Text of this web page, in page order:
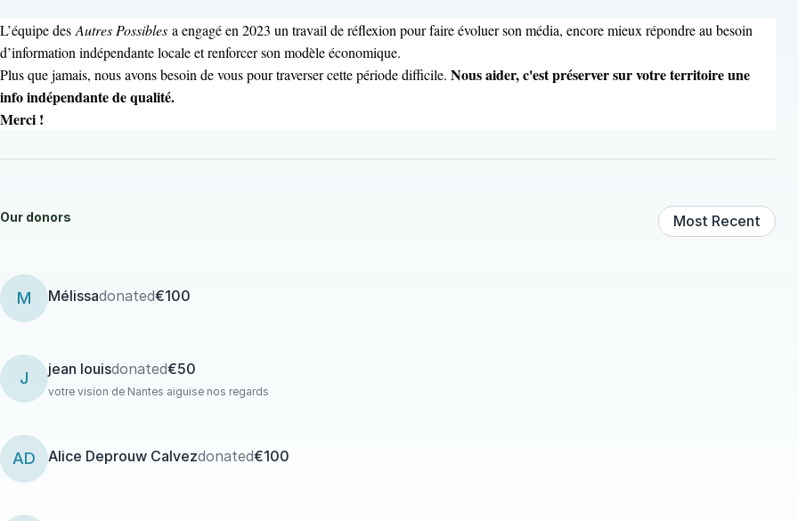
L’équipe des Autres Possibles a engagé en 2023 un travail de réflexion pour faire évoluer son média, encore mieux répondre au besoin
d’information indépendante locale et renforcer son modèle économique.
Plus que jamais, nous avons besoin de vous pour traverser cette période difficile. Nous aider, c'est préserver sur votre territoire une
info indépendante de qualité.
Merci !
Our donors Most Recent
M Mélissadonated€100
J jean louisdonated€50
votre vision de Nantes aiguise nos regards
AD Alice Deprouw Calvezdonated€100